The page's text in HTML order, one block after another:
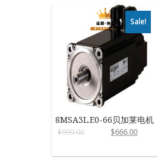
Sale!
8MSA3L.E0-66贝加莱电机
$999.00 $666.00